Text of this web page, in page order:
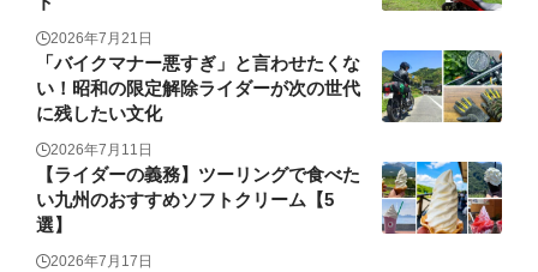
2026年7月21日
「バイクマナー悪すぎ」と言わせたくな
い！昭和の限定解除ライダーが次の世代
に残したい文化
2026年7月11日
【ライダーの義務】ツーリングで食べた
い九州のおすすめソフトクリーム【5
選】
2026年7月17日